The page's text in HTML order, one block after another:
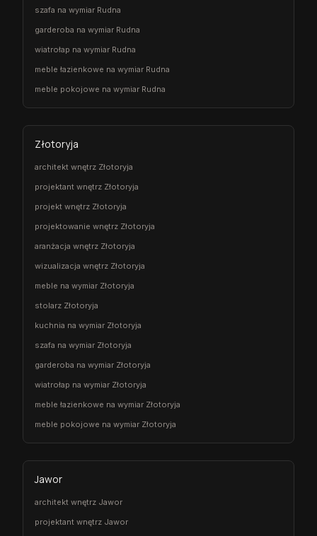
szafa na wymiar Rudna
garderoba na wymiar Rudna
wiatrołap na wymiar Rudna
meble łazienkowe na wymiar Rudna
meble pokojowe na wymiar Rudna
Złotoryja
architekt wnętrz Złotoryja
projektant wnętrz Złotoryja
projekt wnętrz Złotoryja
projektowanie wnętrz Złotoryja
aranżacja wnętrz Złotoryja
wizualizacja wnętrz Złotoryja
meble na wymiar Złotoryja
stolarz Złotoryja
kuchnia na wymiar Złotoryja
szafa na wymiar Złotoryja
garderoba na wymiar Złotoryja
wiatrołap na wymiar Złotoryja
meble łazienkowe na wymiar Złotoryja
meble pokojowe na wymiar Złotoryja
Jawor
architekt wnętrz Jawor
projektant wnętrz Jawor